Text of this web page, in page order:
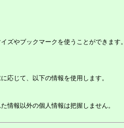
ズやブックマークを使うことができます。
応じて、以下の情報を使用します。
情報以外の個人情報は把握しません。